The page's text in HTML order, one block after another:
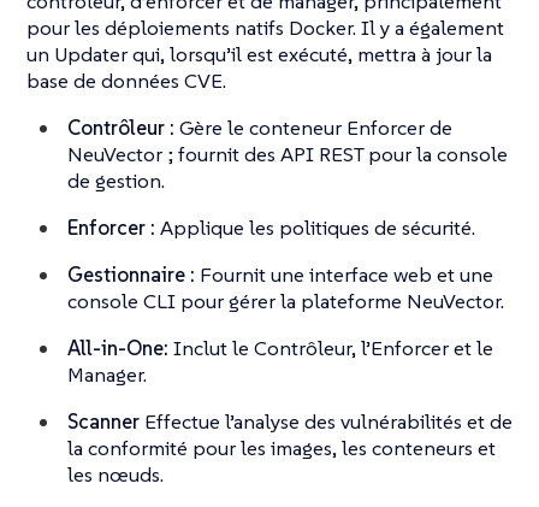
pour les déploiements natifs Docker. Il y a également
un Updater qui, lorsqu’il est exécuté, mettra à jour la
base de données CVE.
Contrôleur : Gère le conteneur Enforcer de
NeuVector ; fournit des API REST pour la console
de gestion.
Enforcer : Applique les politiques de sécurité.
Gestionnaire : Fournit une interface web et une
console CLI pour gérer la plateforme NeuVector.
All-in-One: Inclut le Contrôleur, l’Enforcer et le
Manager.
Scanner Effectue l’analyse des vulnérabilités et de
la conformité pour les images, les conteneurs et
les nœuds.